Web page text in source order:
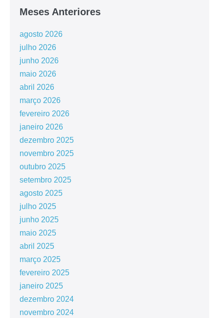
Meses Anteriores
agosto 2026
julho 2026
junho 2026
maio 2026
abril 2026
março 2026
fevereiro 2026
janeiro 2026
dezembro 2025
novembro 2025
outubro 2025
setembro 2025
agosto 2025
julho 2025
junho 2025
maio 2025
abril 2025
março 2025
fevereiro 2025
janeiro 2025
dezembro 2024
novembro 2024